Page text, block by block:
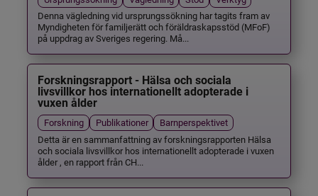
Denna vägledning vid ursprungssökning har tagits fram av
Myndigheten för familjerätt och föräldraskapsstöd (MFoF)
på uppdrag av Sveriges regering. Må...
Forskningsrapport - Hälsa och sociala
livsvillkor hos internationellt adopterade i
vuxen ålder
Forskning Publikationer
Barnperspektivet
Detta är en sammanfattning av forskningsrapporten Hälsa
och sociala livsvillkor hos internationellt adopterade i vuxen
ålder , en rapport från CH...